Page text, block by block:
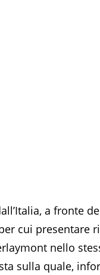
a fronte
cui presentare
nello
sulla quale,